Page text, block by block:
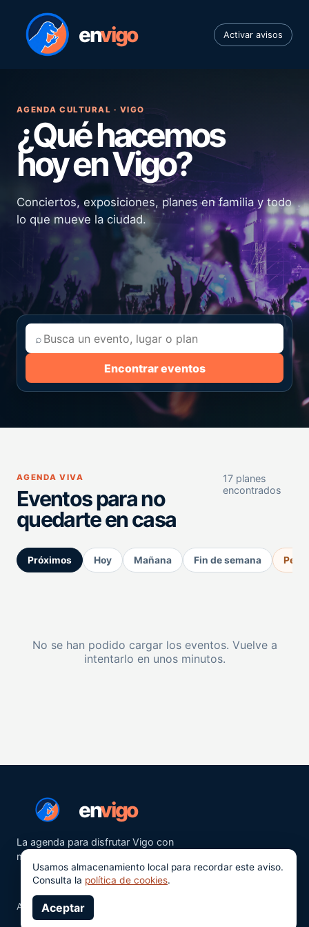
envigo Activar avisos
AGENDA CULTURAL · VIGO
¿Qué hacemos
hoy en Vigo?
Conciertos, exposiciones, planes en familia y todo
lo que mueve la ciudad.
⌕
Encontrar eventos
AGENDA VIVA
Eventos para no
quedarte en casa
17 planes
encontrados
Próximos Hoy Mañana Fin de semana
No se han podido cargar los eventos. Vuelve a
intentarlo en unos minutos.
envigo
La agenda para disfrutar Vigo con
más ganas.
Aviso legalPrivacidad
Usamos almacenamiento local para recordar este aviso.
Consulta la política de cookies.
Aceptar